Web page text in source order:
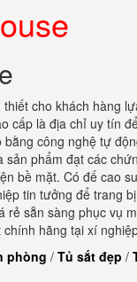
cho khách hàng
cấp là địa chỉ uy tín
công nghệ tự
phẩm đạt các
bề mặt. Có đế cao
tin tưởng để trang
sẵn sàng phục vụ
hãng tại xí
phòng / Tủ sắt đẹp /